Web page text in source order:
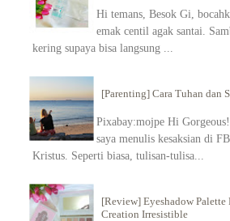
Hi temans, Besok Gi,
emak centil agak santai.
kering supaya bisa langsung ...
[Parenting] Cara Tuhan dan
Pixabay:mojpe Hi
saya menulis kesaksian di
Kristus. Seperti biasa, tulisan-tulisa...
[Review] Eyeshadow Palette
Creation Irresistible